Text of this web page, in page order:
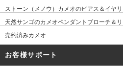
ストーン（メノウ）カメオのピアス＆イヤ
天然サンゴのカメオペンダントブローチ＆
売約済みカメオ
お客様サポート